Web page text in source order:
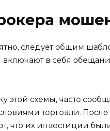
следует общим
в себя
этой схемы, часто
торговли. После
что их инвестиции